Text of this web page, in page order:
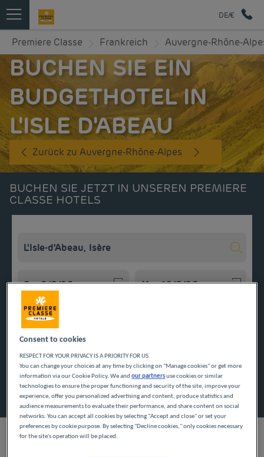
DE/€
Premiere Classe Frankreich Auvergne-Rhône-
BUCHEN SIE EIN
BUDGETHOTEL IN
L'ISLE D'ABEAU
Zurück zu Auvergne-Rhône-Alpes
BUCHEN SIE JETZT IN UNSEREN PREMIERE
CLASSE HOTELS
Navigate forward to interact with the calendar and select
Finden Sie ein Hotel
Consent to cookies
RESPECT FOR YOUR PRIVACY IS A PRIORITY FOR US
You can change your choices at any time by clicking on "Manage cookies" or get more
information via our Cookie Policy. We andour partnersuse cookies or similar
technologies to ensure the proper functioning and security of the site, improve your
experience, offer you personalized advertising and content, produce statistics and
audience measurements to evaluate their performance, and share content on social
networks. You can accept all cookies by selecting "Accept and close" or set your
preferences by cookie purpose. By selecting "Decline cookies," only cookies necessary
for the site's operation will be placed.